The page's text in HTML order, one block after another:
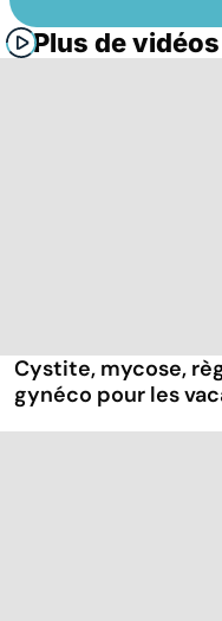
Plus de vidéos
Cystite, mycose,
gynéco pour les